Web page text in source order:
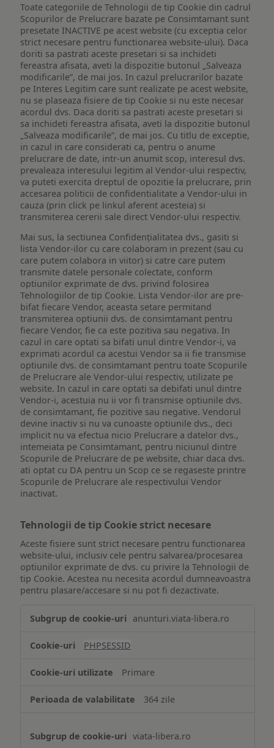
Toate categoriile de Tehnologii de tip Cookie din cadrul
Scopurilor de Prelucrare bazate pe Consimtamant sunt
presetate INACTIVE pe acest website (cu exceptia celor
strict necesare pentru functionarea website-ului). Daca
doriti sa pastrati aceste presetari si sa inchideti
fereastra afisata, aveti la dispozitie butonul „Salveaza
modificarile”, de mai jos. In cazul prelucrarilor bazate
pe Interes Legitim care sunt realizate pe acest website,
nu se plaseaza fisiere de tip Cookie si nu este necesar
acordul dvs. Daca doriti sa pastrati aceste presetari si
sa inchideti fereastra afisata, aveti la dispozitie butonul
„Salveaza modificarile”, de mai jos. Cu titlu de exceptie,
in cazul in care considerati ca, pentru o anume
prelucrare de date, intr-un anumit scop, interesul dvs.
prevaleaza interesului legitim al Vendor-ului respectiv,
va puteti exercita dreptul de opozitie la prelucrare, prin
accesarea politicii de confidentialitate a Vendor-ului in
cauza (prin click pe linkul aferent acesteia) si
transmiterea cererii sale direct Vendor-ului respectiv.
Mai sus, la sectiunea Confidențialitatea dvs., gasiti si
lista Vendor-ilor cu care colaboram in prezent (sau cu
care putem colabora in viitor) si catre care putem
transmite datele personale colectate, conform
optiunilor exprimate de dvs. privind folosirea
Tehnologiilor de tip Cookie. Lista Vendor-ilor are pre-
bifat fiecare Vendor, aceasta setare permitand
transmiterea optiunii dvs. de consimtamant pentru
fiecare Vendor, fie ca este pozitiva sau negativa. In
cazul in care optati sa bifati unul dintre Vendor-i, va
exprimati acordul ca acestui Vendor sa ii fie transmise
optiunile dvs. de consimtamant pentru toate Scopurile
de Prelucrare ale Vendor-ului respectiv, utilizate pe
website. In cazul in care optati sa debifati unul dintre
Vendor-i, acestuia nu ii vor fi transmise optiunile dvs.
de consimtamant, fie pozitive sau negative. Vendorul
devine inactiv si nu va cunoaste optiunile dvs., deci
implicit nu va efectua nicio Prelucrare a datelor dvs.,
intemeiata pe Consimtamant, pentru niciunul dintre
Scopurile de Prelucrare de pe website, chiar daca dvs.
ati optat cu DA pentru un Scop ce se regaseste printre
Scopurile de Prelucrare ale respectivului Vendor
inactivat.
Tehnologii de tip Cookie strict necesare
Aceste fisiere sunt strict necesare pentru functionarea
website-ului, inclusiv cele pentru salvarea/procesarea
optiunilor exprimate de dvs. cu privire la Tehnologii de
tip Cookie. Acestea nu necesita acordul dumneavoastra
pentru plasare/accesare si nu pot fi dezactivate.
de
Cookie
necesare
anunturi.viata-libera.ro
PHPSESSID
Primare
364 zile
viata-libera.ro